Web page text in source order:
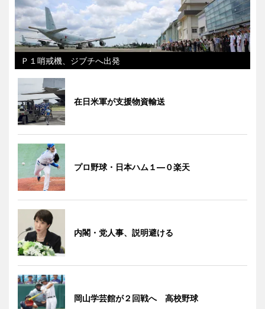
Ｐ１哨戒機、ジブチへ出発
在日米軍が支援物資輸送
プロ野球・日本ハム１―０楽天
内閣・党人事、説明避ける
岡山学芸館が２回戦へ 高校野球